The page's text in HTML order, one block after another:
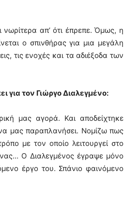
απ’ ότι έπρεπε. Όμως, η
ο σπινθήρας για μια μεγάλη
τις ενοχές και τα αδιέξοδα των
για τον Γιώργο Διαλεγμένο:
μας αγορά. Και αποδείχτηκε
μας παραπλανήσει. Νομίζω πως
με τον οποίο λειτουργεί στο
Ο Διαλεγμένος έγραψε μόνο
έργο του. Σπάνιο φαινόμενο